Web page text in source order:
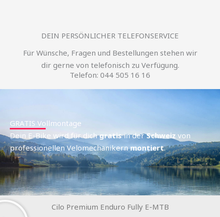
DEIN PERSÖNLICHER TELEFONSERVICE
Für Wünsche, Fragen und Bestellungen stehen wir
dir gerne von telefonisch zu Verfügung.
Telefon: 044 505 16 16
GRATIS Vollmontage
Dein E-Bike wird für dichgratisin derSchweiz von
professionellen Velomechanikernmontiert.
Cilo Premium Enduro Fully E-MTB